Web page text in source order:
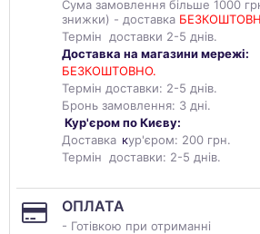
Сума замовлення більше 1000
знижки) - доставка
Термін доставки 2-5 днів.
Доставка на магазини мережі:
БЕЗКОШТОВНО.
Термін доставки: 2-5 днів.
Бронь замовлення: 3 дні.
Кур'єром по Києву:
Доставка кур'єром: 200 грн.
Термін доставки: 2-5 днів.
ОПЛАТА
- Готівкою при отриманні